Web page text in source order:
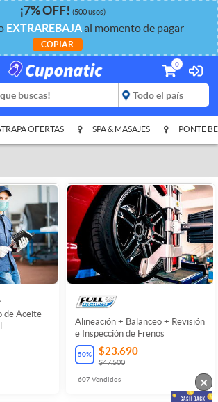
¡7%OFF! (500 usos)
EXTRAREBAJAal momento de pagar
COPIAR
0
OFERTAS SPA & MASAJES PONTE
de Aceite
Alineación + Balanceo + Revisión
e Inspección de Frenos
50% $23.690
$47.500
607Vendidos ×